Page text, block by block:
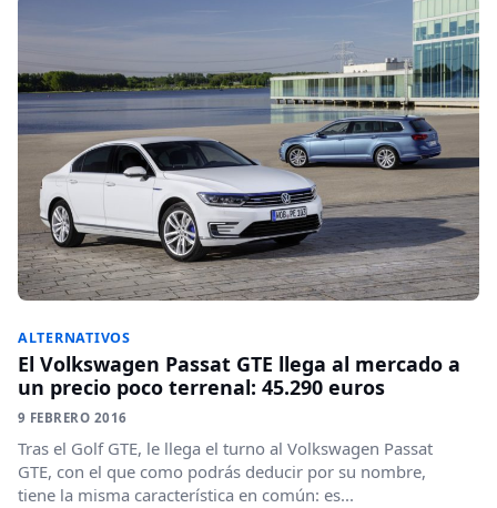
ALTERNATIVOS
El Volkswagen Passat GTE llega al mercado a
un precio poco terrenal: 45.290 euros
9 FEBRERO 2016
Tras el Golf GTE, le llega el turno al Volkswagen Passat
GTE, con el que como podrás deducir por su nombre,
tiene la misma característica en común: es...